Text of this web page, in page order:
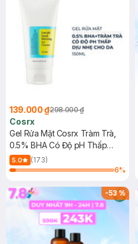
139.000 ₫298.000 ₫
Cosrx
Gel Rửa Mặt Cosrx Tràm Trà,
0.5% BHA Có Độ pH Thấp
150ml
5.0
(173)
6%
-53%